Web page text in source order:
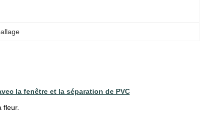
la fenêtre et la séparation de PVC
fleur.